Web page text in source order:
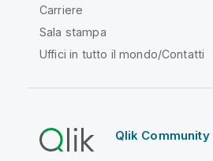
Carriere
Sala stampa
Uffici in tutto il mondo/Contatti
Qlik Community